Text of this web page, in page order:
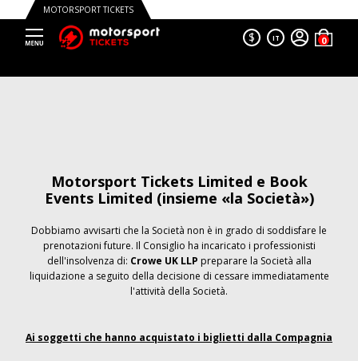
MOTORSPORT TICKETS
$ IT
Motorsport Tickets Limited e Book
Events Limited (insieme «la Società»)
Dobbiamo avvisarti che la Società non è in grado di soddisfare le
prenotazioni future. Il Consiglio ha incaricato i professionisti
dell'insolvenza di: Crowe UK LLP preparare la Società alla
liquidazione a seguito della decisione di cessare immediatamente
l'attività della Società.
Ai soggetti che hanno acquistato i biglietti dalla Compagnia